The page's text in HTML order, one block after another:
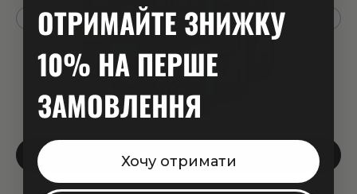
Підібрати свій продукт
ОТРИМАЙТЕ ЗНИЖКУ
10% НА ПЕРШЕ
ЗАМОВЛЕННЯ
Хочу отримати